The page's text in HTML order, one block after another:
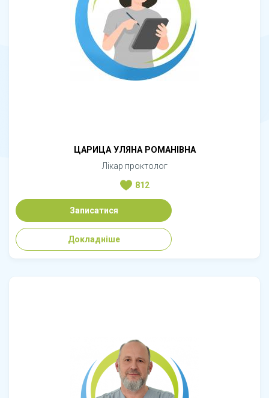
ЦАРИЦА УЛЯНА РОМАНІВНА
Лікар проктолог
812
Записатися
Докладніше